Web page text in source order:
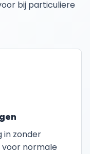
bij particuliere
in zonder
voor normale